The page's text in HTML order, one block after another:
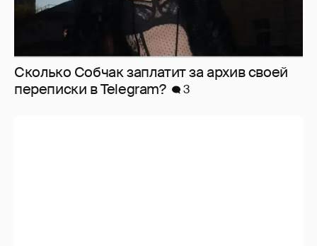
Сколько Собчак заплатит за архив своей
перeписки в Telegram?
3